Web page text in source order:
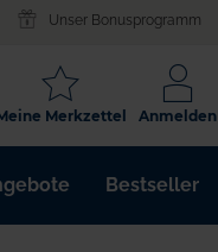
Unser Bonusprogramm
Anmelden
Merkzettel
Bestseller